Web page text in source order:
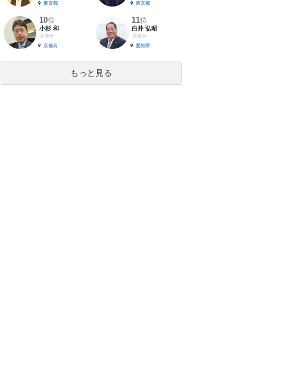
東京都
東京都
10位
小杉 和
弁護士
京都府
11位
白井 弘昭
弁護士
愛知県
もっと見る